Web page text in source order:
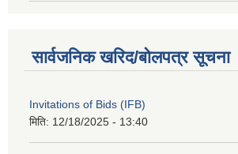
सार्वजनिक खरिद/बोलपत्र सूचना
Invitations of Bids (IFB)
मिति: 12/18/2025 - 13:40